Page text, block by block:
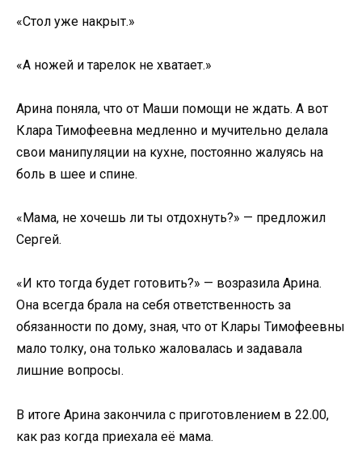
«Стол уже накрыт.»
«А ножей и тарелок не хватает.»
Арина поняла, что от Маши помощи не ждать. А вот
Клара Тимофеевна медленно и мучительно делала
свои манипуляции на кухне, постоянно жалуясь на
боль в шее и спине.
«Мама, не хочешь ли ты отдохнуть?» — предложил
Сергей.
«И кто тогда будет готовить?» — возразила Арина.
Она всегда брала на себя ответственность за
обязанности по дому, зная, что от Клары Тимофеевны
мало толку, она только жаловалась и задавала
лишние вопросы.
В итоге Арина закончила с приготовлением в 22.00,
как раз когда приехала её мама.